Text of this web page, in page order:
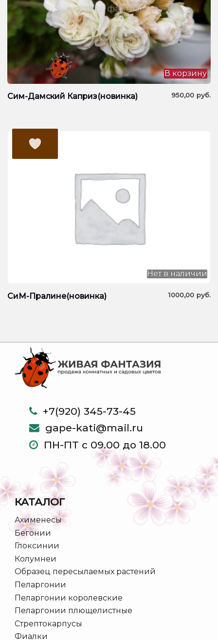
Сим-Дамский Каприз(новинка) 950,00 руб.
В корзину
СиМ-Пралине(новинка) 1000,00 руб.
Нет в наличии
+7(920) 345-73-45
gape-kati@mail.ru
ПН-ПТ с 09.00 до 18.00
КАТАЛОГ
Ахименесы
Бегонии
Глоксинии
Колумнеи
Образец пересылаемых растений
Пеларгонии
Пеларгонии королевские
Пеларгонии плющелистные
Стрептокарпусы
Фиалки